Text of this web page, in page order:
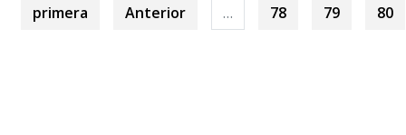
primera Anterior … 78 79 80